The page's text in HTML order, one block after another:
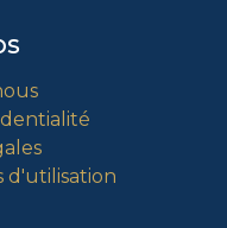
d'utilisation